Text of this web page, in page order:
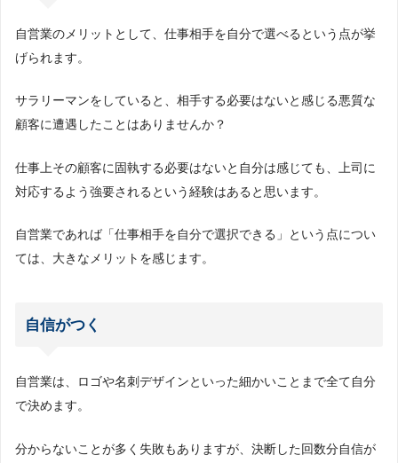
自営業のメリットとして、仕事相手を自分で選べるという点が挙
げられます。
サラリーマンをしていると、相手する必要はないと感じる悪質な
顧客に遭遇したことはありませんか？
仕事上その顧客に固執する必要はないと自分は感じても、上司に
対応するよう強要されるという経験はあると思います。
自営業であれば「仕事相手を自分で選択できる」という点につい
ては、大きなメリットを感じます。
自信がつく
自営業は、ロゴや名刺デザインといった細かいことまで全て自分
で決めます。
分からないことが多く失敗もありますが、決断した回数分自信が